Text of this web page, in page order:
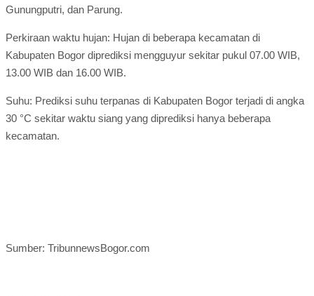
Gunungputri, dan Parung.
Perkiraan waktu hujan: Hujan di beberapa kecamatan di
Kabupaten Bogor diprediksi mengguyur sekitar pukul 07.00 WIB,
13.00 WIB dan 16.00 WIB.
Suhu: Prediksi suhu terpanas di Kabupaten Bogor terjadi di angka
30 °C sekitar waktu siang yang diprediksi hanya beberapa
kecamatan.
Sumber: TribunnewsBogor.com